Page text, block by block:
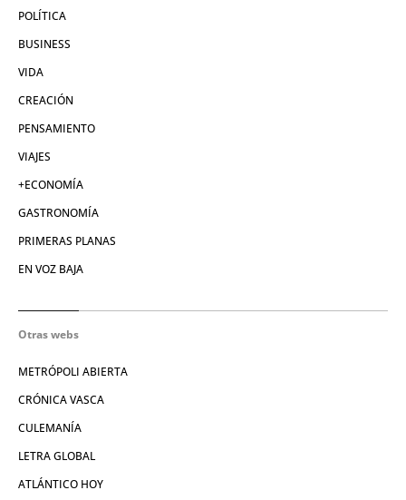
POLÍTICA
BUSINESS
VIDA
CREACIÓN
PENSAMIENTO
VIAJES
+ECONOMÍA
GASTRONOMÍA
PRIMERAS PLANAS
EN VOZ BAJA
Otras webs
METRÓPOLI ABIERTA
CRÓNICA VASCA
CULEMANÍA
LETRA GLOBAL
ATLÁNTICO HOY